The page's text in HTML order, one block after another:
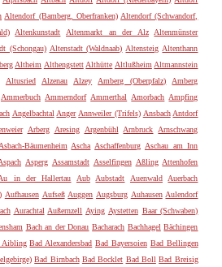
Altendorf (Bamberg, Oberfranken) Altendorf (Schwandorf,
Altenkunstadt Altenmarkt an der Alz
Altenmünster
(Schongau) Altenstadt (Waldnaab) Altensteig Altenthann
Altheim Althengstett Althütte Altlußheim Altmannstein
Altusried Alzenau Alzey Amberg (Oberpfalz)
Amberg
Ammerbuch Ammerndorf Ammerthal Amorbach Ampfing
Angelbachtal Anger Annweiler (Trifels) Ansbach Antdorf
Arberg Aresing Argenbühl Arnbruck
Arnschwang
Asbach-Bäumenheim Ascha Aschaffenburg Aschau am Inn
Asperg Assamstadt Asselfingen Aßling Attenhofen
in der Hallertau Aub Aubstadt Auenwald
Auerbach
Aufhausen Aufseß Auggen Augsburg Auhausen Aulendorf
Aurachtal Außernzell Aying Aystetten Baar (Schwaben)
Bach an der Donau Bacharach Bachhagel Bächingen
Aibling Bad Alexandersbad Bad Bayersoien Bad Bellingen
Bad Birnbach Bad Bocklet Bad Boll Bad Breisig